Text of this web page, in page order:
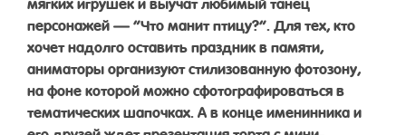
персонажей — “Что манит птицу?”. Для тех, кто
хочет надолго оставить праздник в памяти,
аниматоры организуют стилизованную фотозону,
на фоне которой можно сфотографироваться в
тематических шапочках. А в конце именинника и